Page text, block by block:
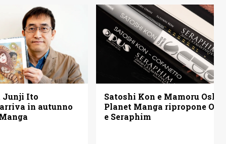
Junji Ito
in autunno
Satoshi Kon e Mamoru Oshii:
Planet Manga ripropone
e Seraphim